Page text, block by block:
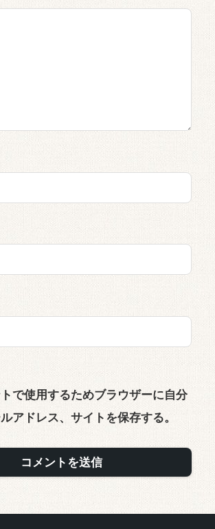
で使用するためブラウザーに自分
アドレス、サイトを保存する。